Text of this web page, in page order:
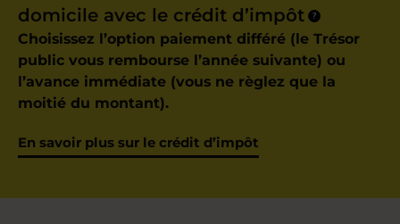
domicile avec le crédit d’impôt
?
Choisissez l’option paiement différé (le Trésor
public vous rembourse l’année suivante) ou
l’avance immédiate (vous ne règlez que la
moitié du montant).
En savoir plus sur le crédit d’impôt